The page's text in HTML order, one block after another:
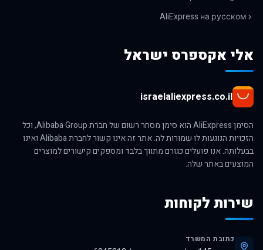
AliExpress на русском
אלי אקספרס ישראל
israelaliexpress.co.il
הסימן AliExpress הוא סימן מסחר רשום של חברת Alibaba Group, וכל
הזכויות הנוגעות לו שמורות לה. אתר זה אינו קשור לחברת Alibaba ואינו
בבעלותה. אנו פועלים כגורם מתווך בלבד ומספקים קישורים למוצרים
המוצעים באתר שלה.
שירות לקוחות
כתובת המשרד